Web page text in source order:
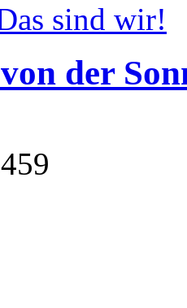
sind wir!
der